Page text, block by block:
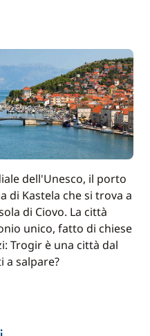
/ settimana
150,00 €
1 200,00 €
250,00 €
/ notte
dell'Unesco, il porto
di Kastela che si trova a
di Ciovo. La città
unico, fatto di chiese
Trogir è una città dal
a salpare?